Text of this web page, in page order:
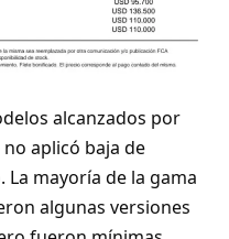
alcanzados por
aplicó baja de
mayoría de la gama
algunas versiones